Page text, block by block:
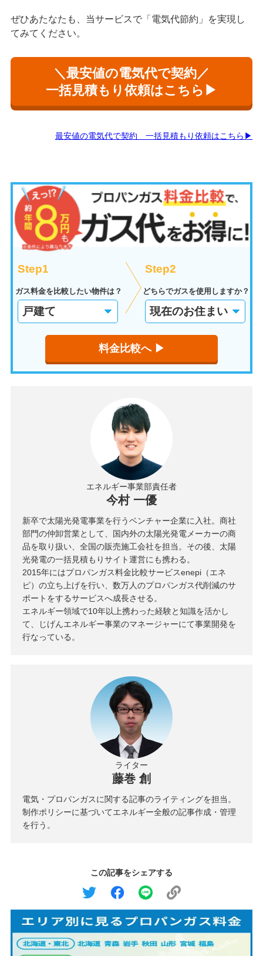
ぜひあたなたも、当サービスで「電気代節約」を実現し
てみてください。
＼最安値の電気代で契約／
一括見積もり依頼はこちら▶
最安値の電気代で契約 一括見積もり依頼はこちら▶
Step1
ガス料金を比較したい物件は？
Step2
どちらでガスを使用しますか？
料金比較へ ▶︎
エネルギー事業部責任者
今村 一優
新卒で太陽光発電事業を行うベンチャー企業に入社。商社
部門の仲卸営業として、国内外の太陽光発電メーカーの商
品を取り扱い、全国の販売施工会社を担当。その後、太陽
光発電の一括見積もりサイト運営にも携わる。
2015年にはプロパンガス料金比較サービスenepi（エネ
ピ）の立ち上げを行い、数万人のプロパンガス代削減のサ
ポートをするサービスへ成長させる。
エネルギー領域で10年以上携わった経験と知識を活かし
て、じげんエネルギー事業のマネージャーにて事業開発を
行なっている。
ライター
藤巻 創
電気・プロパンガスに関する記事のライティングを担当。
制作ポリシーに基づいてエネルギー全般の記事作成・管理
を行う。
この記事をシェアする